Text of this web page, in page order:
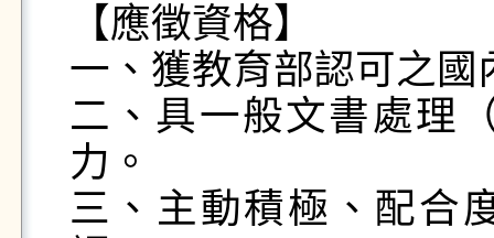
【應徵資格】
一、獲教育部認可之
二、具一般文書處理
力。
三、主動積極、配合